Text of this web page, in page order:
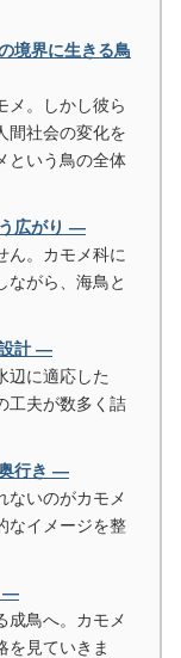
境界に生きる鳥
メ。しかし彼ら
間社会の変化を
という鳥の全体
広がり ―
ん。カモメ科に
ながら、海鳥と
計 ―
辺に適応した
工夫が数多く詰
行き ―
ないのがカモメ
なイメージを整
―
成鳥へ。カモメ
を見ていきま